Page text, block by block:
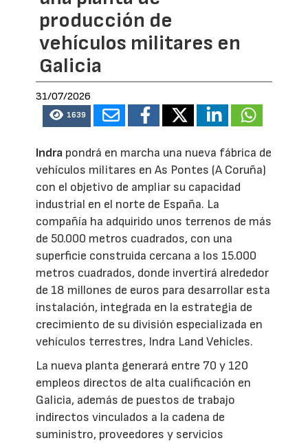
producción de
vehículos militares en
Galicia
31/07/2026
1639
Indra pondrá en marcha una nueva fábrica de
vehículos militares en As Pontes (A Coruña)
con el objetivo de ampliar su capacidad
industrial en el norte de España. La
compañía ha adquirido unos terrenos de más
de 50.000 metros cuadrados, con una
superficie construida cercana a los 15.000
metros cuadrados, donde invertirá alrededor
de 18 millones de euros para desarrollar esta
instalación, integrada en la estrategia de
crecimiento de su división especializada en
vehículos terrestres, Indra Land Vehicles.
La nueva planta generará entre 70 y 120
empleos directos de alta cualificación en
Galicia, además de puestos de trabajo
indirectos vinculados a la cadena de
suministro, proveedores y servicios